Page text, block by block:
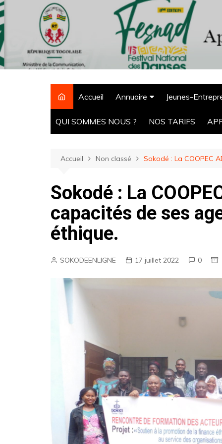
Aller
au
contenu
Accueil Annuaire
CPM Tchaoudjo
ONG
Pharmacie
Ecoles
Banques
Micro-finances
Groupements
Nos offres d’emplois
Super-Marché
Radio
Jeunes-
QUI SOMMES NOUS ? NOS TARIFS
Accueil Non classé Sokodé : La COOPEC
Sokodé : La
capacités de ses
éthique.
SOKODEENLIGNE 17 juillet 2022 0